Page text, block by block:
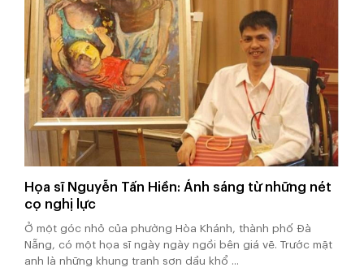
Họa sĩ Nguyễn Tấn Hiền: Ánh sáng từ những nét
cọ nghị lực
Ở một góc nhỏ của phường Hòa Khánh, thành phố Đà
Nẵng, có một họa sĩ ngày ngày ngồi bên giá vẽ. Trước mặt
anh là những khung tranh sơn dầu khổ ...